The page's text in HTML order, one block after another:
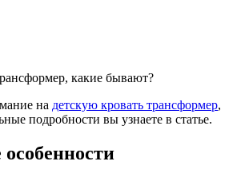
на детскую кровать трансформер,
подробности вы узнаете в статье.